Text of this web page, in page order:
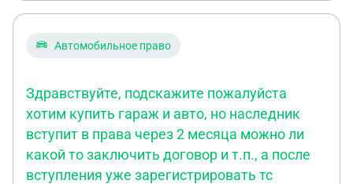
Автомобильное право
Здравствуйте, подскажите пожалуйста
хотим купить гараж и авто, но наследник
вступит в права через 2 месяца можно ли
какой то заключить договор и т.п., а после
вступления уже зарегистрировать тс